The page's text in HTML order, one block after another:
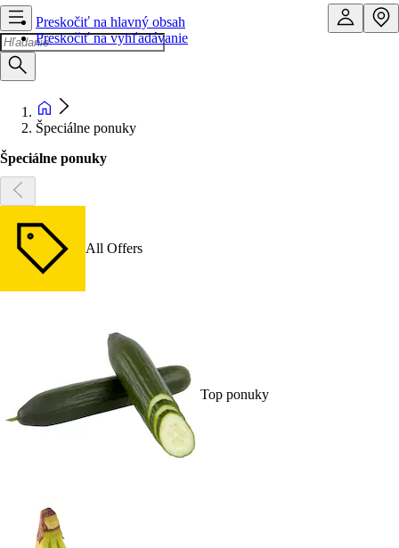
Preskočiť na hlavný obsah
Preskočiť na vyhľadávanie
Špeciálne ponuky
Špeciálne ponuky
All Offers
Top ponuky